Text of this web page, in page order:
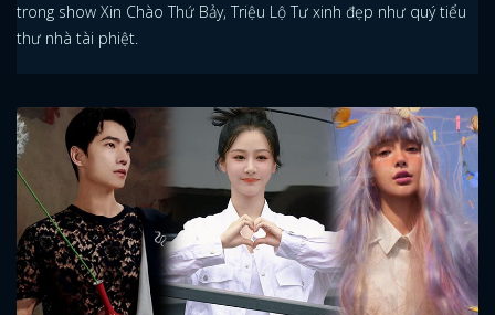
trong show Xin Chào Thứ Bảy, Triệu Lộ Tư xinh đẹp như quý tiểu
thư nhà tài phiệt.